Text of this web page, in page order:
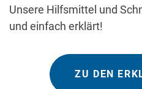
Unsere Hilfsmittel und
und einfach erklärt!
ZU DEN